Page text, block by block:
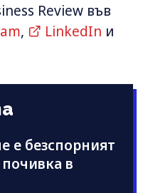
Review във
, LinkedIn и
е безспорният
в